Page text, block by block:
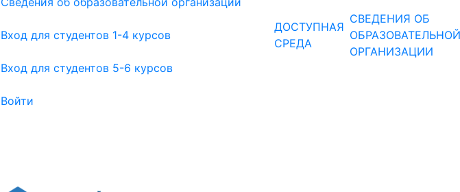
Вход для студентов 1-4 курсов
Вход для студентов 5-6 курсов
Войти
ДОСТУПНАЯ
СРЕДА
СВЕДЕНИЯ ОБ
ОБРАЗОВАТЕЛЬНОЙ
ОРГАНИЗАЦИИ